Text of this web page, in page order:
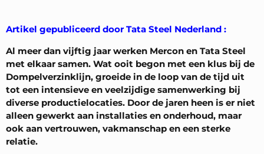
Artikel gepubliceerd door Tata Steel Nederland :
Al meer dan vijftig jaar werken Mercon en Tata Steel
met elkaar samen. Wat ooit begon met een klus bij de
Dompelverzinklijn, groeide in de loop van de tijd uit
tot een intensieve en veelzijdige samenwerking bij
diverse productielocaties. Door de jaren heen is er niet
alleen gewerkt aan installaties en onderhoud, maar
ook aan vertrouwen, vakmanschap en een sterke
relatie.